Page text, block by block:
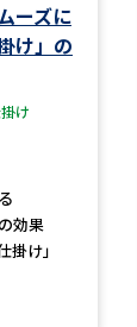
ーズに
け」の
け
効果
掛け」